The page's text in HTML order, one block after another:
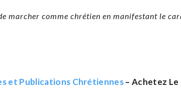
marcher comme chrétien en manifestant le
et Publications Chrétiennes– Achetez Le